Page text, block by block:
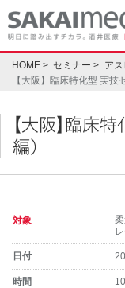
Skip
to
content
HOME セミナー
ア
【大阪】臨床特化型 実技
【大阪】臨床
編）
対象
日付
時間